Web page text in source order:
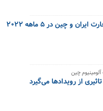
چین
از رویدادها می‌گیرد